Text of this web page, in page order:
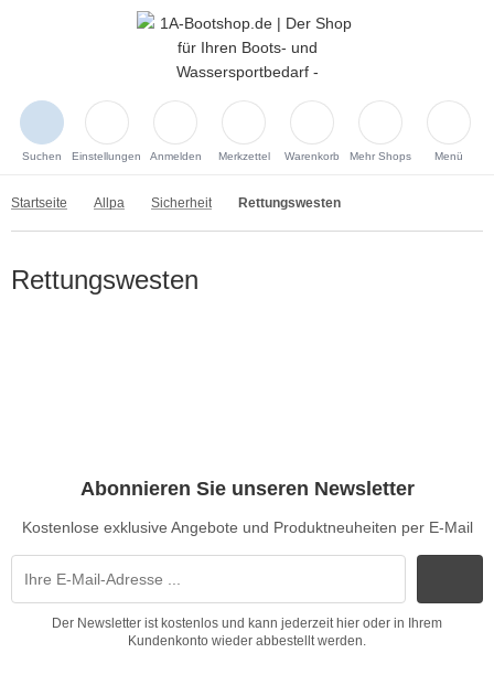
Suchen Einstellungen Anmelden Merkzettel Warenkorb Mehr Shops Menü
Startseite Allpa Sicherheit Rettungswesten
Rettungswesten
Abonnieren Sie unseren Newsletter
Kostenlose exklusive Angebote und Produktneuheiten per E-Mail
Der Newsletter ist kostenlos und kann jederzeit hier oder in Ihrem
Kundenkonto wieder abbestellt werden.